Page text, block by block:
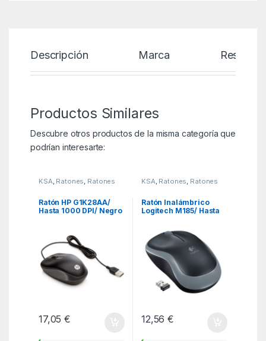
Descripción Marca Reseñas
Productos Similares
Descubre otros productos de la misma categoría que
podrían interesarte:
KSA, Ratones, Ratones
Ratón HP G1K28AA/
Hasta 1000 DPI/ Negro
17,05€
KSA, Ratones, Ratones
Ratón Inalámbrico
Logitech M185/ Hasta
12,56€